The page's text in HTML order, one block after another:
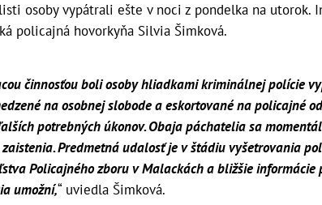
osoby vypátrali ešte v noci z pondelka na utorok.
policajná hovorkyňa Silvia Šimková.
činnosťou boli osoby hliadkami kriminálnej polície
na osobnej slobode a eskortované na policajné
potrebných úkonov. Obaja páchatelia sa
Predmetná udalosť je v štádiu vyšetrovania
Policajného zboru v Malackách a bližšie informácie
umožní,“ uviedla Šimková.